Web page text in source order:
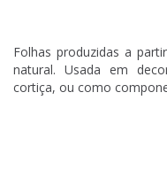
Folhas produzidas a
natural. Usada em
cortiça, ou como